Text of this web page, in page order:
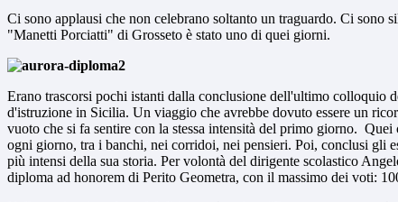
Ci sono applausi che non celebrano soltanto un traguardo. Ci
"Manetti Porciatti" di Grosseto è stato uno di quei giorni.
Erano trascorsi pochi istanti dalla conclusione dell'ultimo colloquio
d'istruzione in Sicilia. Un viaggio che avrebbe dovuto essere un
vuoto che si fa sentire con la stessa intensità del primo giorno.
ogni giorno, tra i banchi, nei corridoi, nei pensieri. Poi, conclusi gli
più intensi della sua storia. Per volontà del dirigente scolastico
diploma ad honorem di Perito Geometra, con il massimo dei voti: